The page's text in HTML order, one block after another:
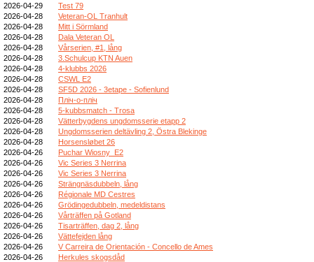
2026-04-29
Test 79
2026-04-28
Veteran-OL Tranhult
2026-04-28
Mitt i Sörmland
2026-04-28
Dala Veteran OL
2026-04-28
Vårserien, #1, lång
2026-04-28
3.Schulcup KTN Auen
2026-04-28
4-klubbs 2026
2026-04-28
CSWL E2
2026-04-28
SF5D 2026 - 3etape - Sofienlund
2026-04-28
Пліч-о-пліч
2026-04-28
5-kubbsmatch - Trosa
2026-04-28
Vätterbygdens ungdomsserie etapp 2
2026-04-28
Ungdomsserien deltävling 2, Östra Blekinge
2026-04-28
Horsensløbet 26
2026-04-26
Puchar Wiosny_E2
2026-04-26
Vic Series 3 Nerrina
2026-04-26
Vic Series 3 Nerrina
2026-04-26
Strängnäsdubbeln, lång
2026-04-26
Régionale MD Cestres
2026-04-26
Grödingedubbeln, medeldistans
2026-04-26
Vårträffen på Gotland
2026-04-26
Tisarträffen, dag 2, lång
2026-04-26
Vättefejden lång
2026-04-26
V Carreira de Orientación - Concello de Ames
2026-04-26
Herkules skogsdåd